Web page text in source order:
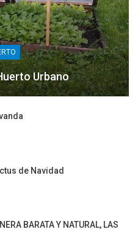
Urbano
de Navidad
BARATA Y NATURAL, LAS